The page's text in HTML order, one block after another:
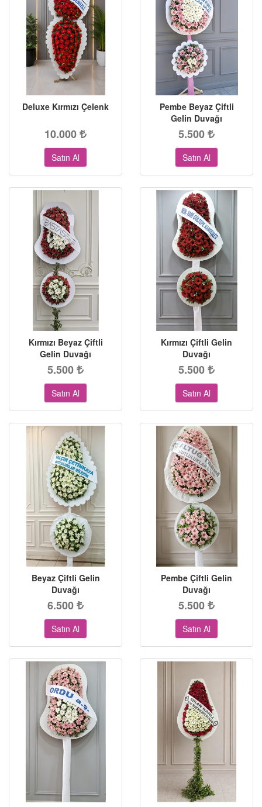
Deluxe Kırmızı Çelenk
10.000
Satın Al
Pembe Beyaz Çiftli
Gelin Duvağı
5.500
Satın Al
Kırmızı Beyaz Çiftli
Gelin Duvağı
5.500
Satın Al
Kırmızı Çiftli Gelin
Duvağı
5.500
Satın Al
Beyaz Çiftli Gelin
Duvağı
6.500
Satın Al
Pembe Çiftli Gelin
Duvağı
5.500
Satın Al